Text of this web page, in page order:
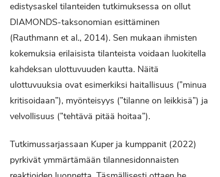
edistysaskel tilanteiden tutkimuksessa on ollut
DIAMONDS-taksonomian esittäminen
(Rauthmann et al., 2014). Sen mukaan ihmisten
kokemuksia erilaisista tilanteista voidaan luokitella
kahdeksan ulottuvuuden kautta. Näitä
ulottuvuuksia ovat esimerkiksi haitallisuus (”minua
kritisoidaan”), myönteisyys (”tilanne on leikkisä”) ja
velvollisuus (”tehtävä pitää hoitaa”).
Tutkimussarjassaan Kuper ja kumppanit (2022)
pyrkivät ymmärtämään tilannesidonnaisten